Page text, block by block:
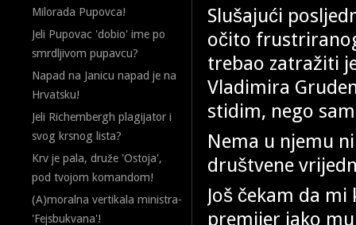
Milorada Pupovca!
Jeli Pupovac 'dobio' ime po
smrdljivom pupavcu?
Napad na Janicu napad je na
Hrvatsku!
Jeli Richembergh plagijator i
svog krsnog lista?
Krv je pala, druže 'Ostoja',
pod tvojom komandom!
(A)moralna vertikala ministra-
'Fejsbukvana'!
Slušajući
očito
trebao zatražiti
Vladimira
stidim, nego
Nema u njemu
društvene
Još čekam da
premijer iako